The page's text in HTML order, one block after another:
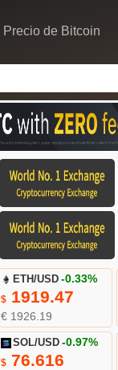
Precio de Bitcoin
ETH/USD -0.33%
$ 1919.47
€ 1926.19
SOL/USD -0.97%
$ 76.616